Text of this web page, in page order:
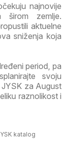
najnovije
širom zemlje.
aktuelne
sniženja koja
period, pa
svoju
za August
raznolikost i
katalog